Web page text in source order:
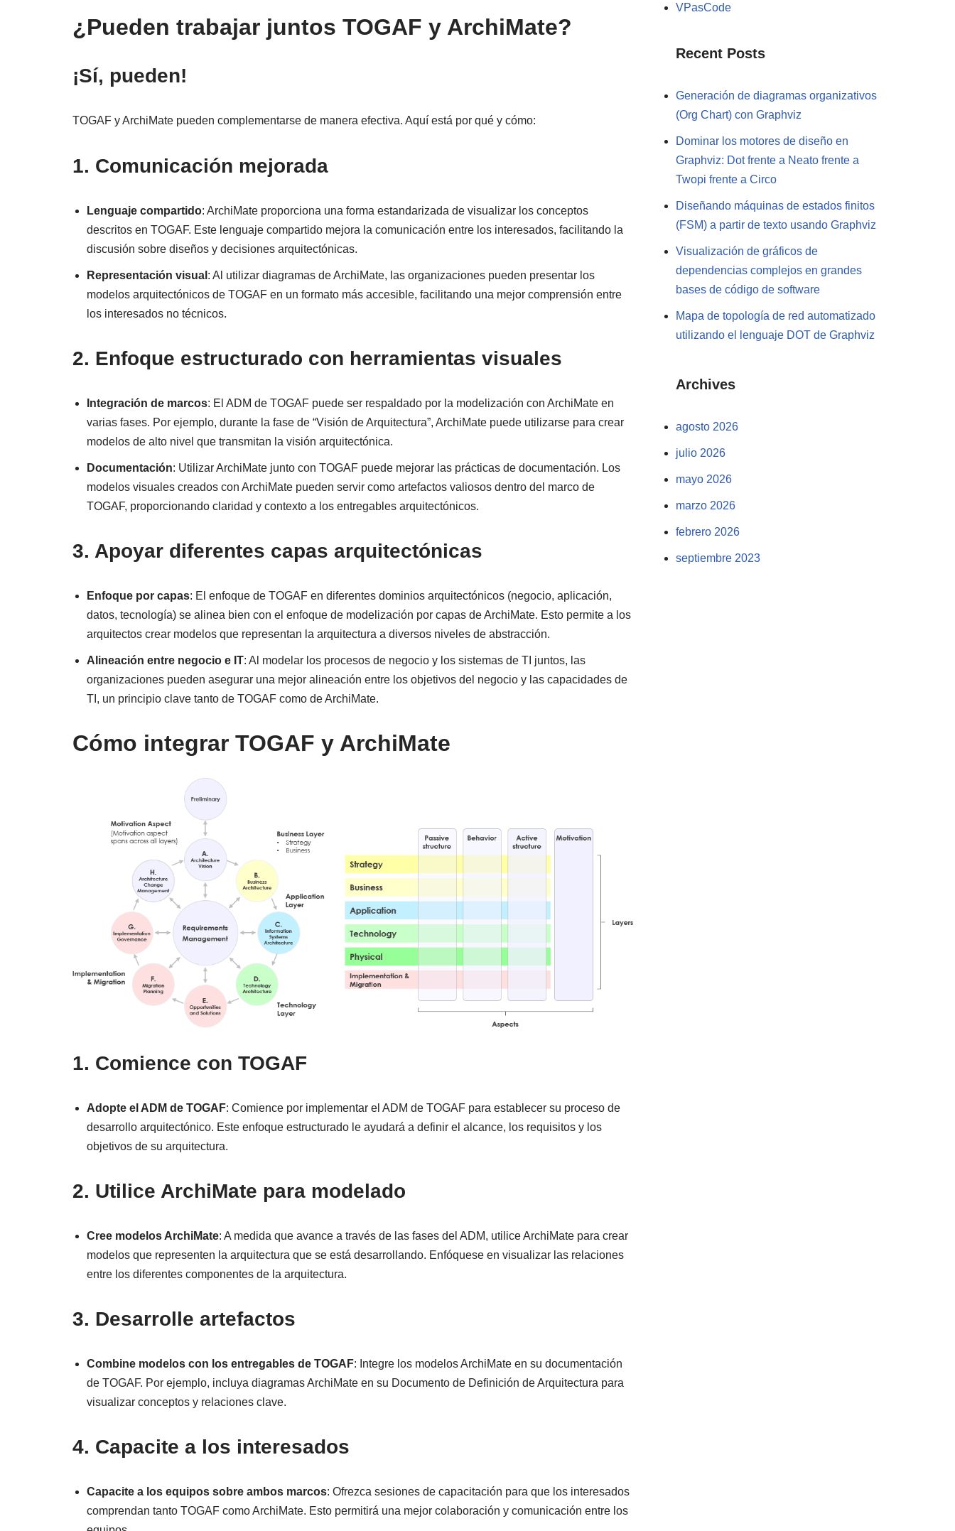
¿Pueden trabajar juntos TOGAF y ArchiMate?
¡Sí, pueden!
TOGAF y ArchiMate pueden complementarse de manera efectiva. Aquí está por qué y cómo:
1. Comunicación mejorada
Lenguaje compartido: ArchiMate proporciona una forma estandarizada de visualizar los conceptos
descritos en TOGAF. Este lenguaje compartido mejora la comunicación entre los interesados, facilitando la
discusión sobre diseños y decisiones arquitectónicas.
Representación visual : Al utilizar diagramas de ArchiMate, las organizaciones pueden presentar los
modelos arquitectónicos de TOGAF en un formato más accesible, facilitando una mejor comprensión entre
los interesados no técnicos.
2. Enfoque estructurado con herramientas visuales
Integración de marcos: El ADM de TOGAF puede ser respaldado por la modelización con ArchiMate en
varias fases. Por ejemplo, durante la fase de “Visión de Arquitectura”, ArchiMate puede utilizarse para crear
modelos de alto nivel que transmitan la visión arquitectónica.
Documentación: Utilizar ArchiMate junto con TOGAF puede mejorar las prácticas de documentación. Los
modelos visuales creados con ArchiMate pueden servir como artefactos valiosos dentro del marco de
TOGAF, proporcionando claridad y contexto a los entregables arquitectónicos.
3. Apoyar diferentes capas arquitectónicas
Enfoque por capas: El enfoque de TOGAF en diferentes dominios arquitectónicos (negocio, aplicación,
datos, tecnología) se alinea bien con el enfoque de modelización por capas de ArchiMate. Esto permite a los
arquitectos crear modelos que representan la arquitectura a diversos niveles de abstracción.
Alineación entre negocio e IT: Al modelar los procesos de negocio y los sistemas de TI juntos, las
organizaciones pueden asegurar una mejor alineación entre los objetivos del negocio y las capacidades de
TI, un principio clave tanto de TOGAF como de ArchiMate.
Cómo integrar TOGAF y ArchiMate
1. Comience con TOGAF
Adopte el ADM de TOGAF: Comience por implementar el ADM de TOGAF para establecer su proceso de
desarrollo arquitectónico. Este enfoque estructurado le ayudará a definir el alcance, los requisitos y los
objetivos de su arquitectura.
2. Utilice ArchiMate para modelado
Cree modelos ArchiMate: A medida que avance a través de las fases del ADM, utilice ArchiMate para crear
modelos que representen la arquitectura que se está desarrollando. Enfóquese en visualizar las relaciones
entre los diferentes componentes de la arquitectura.
3. Desarrolle artefactos
Combine modelos con los entregables de TOGAF: Integre los modelos ArchiMate en su documentación
de TOGAF. Por ejemplo, incluya diagramas ArchiMate en su Documento de Definición de Arquitectura para
visualizar conceptos y relaciones clave.
4. Capacite a los interesados
Capacite a los equipos sobre ambos marcos: Ofrezca sesiones de capacitación para que los interesados
comprendan tanto TOGAF como ArchiMate. Esto permitirá una mejor colaboración y comunicación entre los
VPasCode
Recent Posts
Generación de diagramas organizativos
(Org Chart) con Graphviz
Dominar los motores de diseño en
Graphviz: Dot frente a Neato frente a
Twopi frente a Circo
Diseñando máquinas de estados finitos
(FSM) a partir de texto usando Graphviz
Visualización de gráficos de
dependencias complejos en grandes
bases de código de software
Mapa de topología de red automatizado
utilizando el lenguaje DOT de Graphviz
Archives
agosto 2026
julio 2026
mayo 2026
marzo 2026
febrero 2026
septiembre 2023